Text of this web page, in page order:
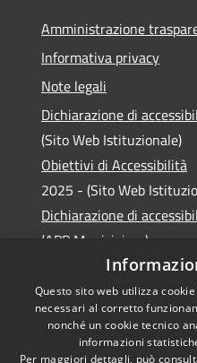
Amministrazione
Informativa privacy
Note legali
Dichiarazione di
(Sito Web Istituzionale)
Obiettivi di Accessibilità
2025 - (Sito Web
Dichiarazione di
(APP Municipium)
Accessibilità
Questo sito web utilizza
necessari al corretto
nonché un cookie tecnico
informazioni
Per maggiori dettagli, può